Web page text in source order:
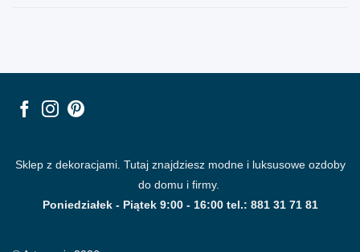
Sklep z dekoracjami. Tutaj znajdziesz modne i luksusowe ozdoby
do domu i firmy.
Poniedziałek - Piątek 9:00 - 16:00 tel.: 881 31 71 81